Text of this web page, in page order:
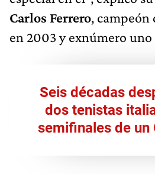
Carlos Ferrero, campeón
en 2003 y exnúmero
Seis décadas
dos tenistas
semifinales de un